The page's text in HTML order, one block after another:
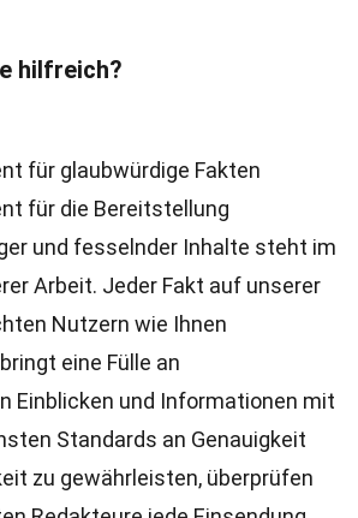
hilfreich?
für glaubwürdige Fakten
für die Bereitstellung
und fesselnder Inhalte steht im
Arbeit. Jeder Fakt auf unserer
Nutzern wie Ihnen
eine Fülle an
Einblicken und Informationen mit
Standards an Genauigkeit
zu gewährleisten, überprüfen